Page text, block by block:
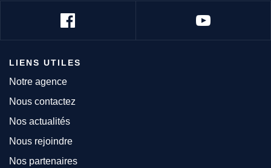
LIENS UTILES
Notre agence
Nous contactez
Nos actualités
Nous rejoindre
Nos partenaires